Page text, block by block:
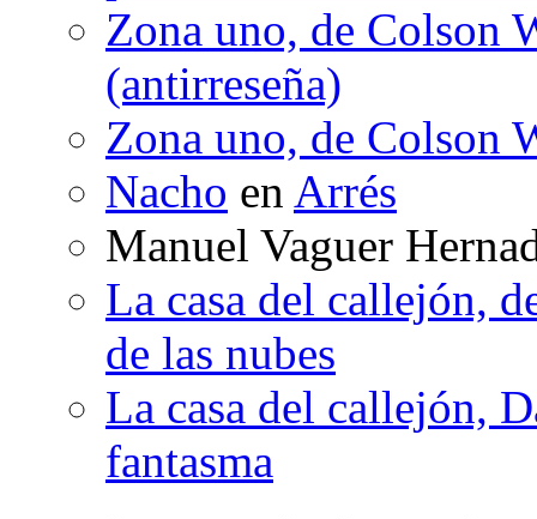
Zona uno, de Colson
(antirreseña)
Zona uno, de Colson
Nacho en Arrés
Manuel Vaguer
La casa del callejón,
de las nubes
La casa del callejón,
fantasma